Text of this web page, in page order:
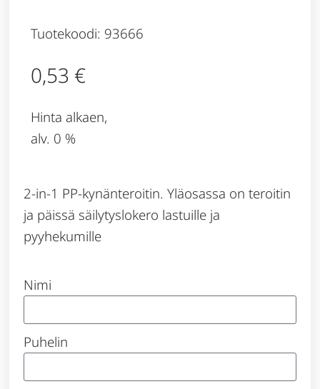
Tuotekoodi: 93666
0,53 €
Hinta alkaen,
alv. 0 %
2-in-1 PP-kynänteroitin. Yläosassa on teroitin
ja päissä säilytyslokero lastuille ja
pyyhekumille
Nimi
Puhelin